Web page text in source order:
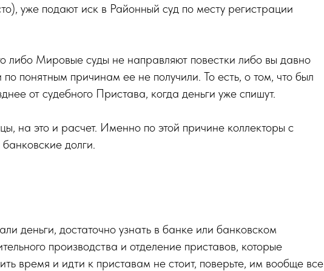
уже подают иск в Районный суд по месту регистрации
либо Мировые суды не направляют повестки либо вы давно
понятным причинам ее не получили. То есть, о том, что был
от судебного Пристава, когда деньги уже спишут.
на это и расчет. Именно по этой причине коллекторы с
долги.
деньги, достаточно узнать в банке или банковском
производства и отделение приставов, которые
время и идти к приставам не стоит, поверьте, им вообще все